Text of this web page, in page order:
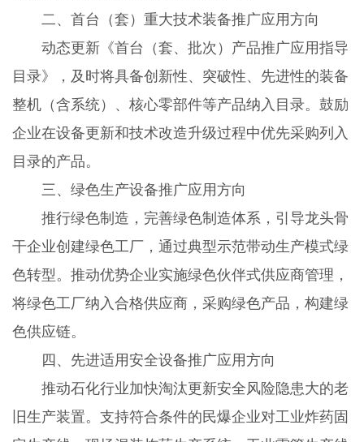
二、首台（套）重大技术装备推广应用方向
动态更新《首台（套、批次）产品推广应用指导
目录》，及时将具备创新性、突破性、先进性的装备
整机（含系统）、核心零部件等产品纳入目录。鼓励
企业在设备更新和技术改造升级过程中优先采购列入
目录的产品。
三、绿色生产设备推广应用方向
推行绿色制造，完善绿色制造体系，引导龙头骨
干企业创建绿色工厂，通过典型示范带动生产模式绿
色转型。推动优势企业实施绿色伙伴式供应商管理，
将绿色工厂纳入合格供应商，采购绿色产品，构建绿
色供应链。
四、先进适用安全设备推广应用方向
推动石化行业加快淘汰更新安全风险隐患大的老
旧生产装置。支持符合条件的民爆企业对工业炸药固